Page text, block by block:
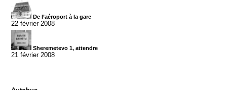
De l’aéroport à la gare
22 février 2008
Sheremetevo 1, attendre
21 février 2008